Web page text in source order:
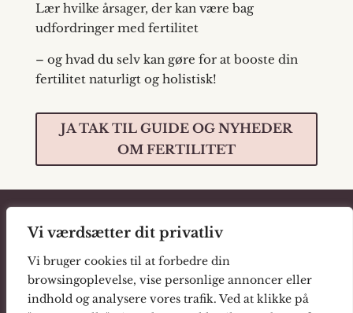
Vi værdsætter dit privatliv
Vi bruger cookies til at forbedre din
browsingoplevelse, vise personlige annoncer eller
indhold og analysere vores trafik. Ved at klikke på
Lær hvilke årsager, der kan være bag
udfordringer med fertilitet
– og hvad du selv kan gøre for at booste din
fertilitet naturligt og holistisk!
JA TAK TIL GUIDE OG NYHEDER
OM FERTILITET
